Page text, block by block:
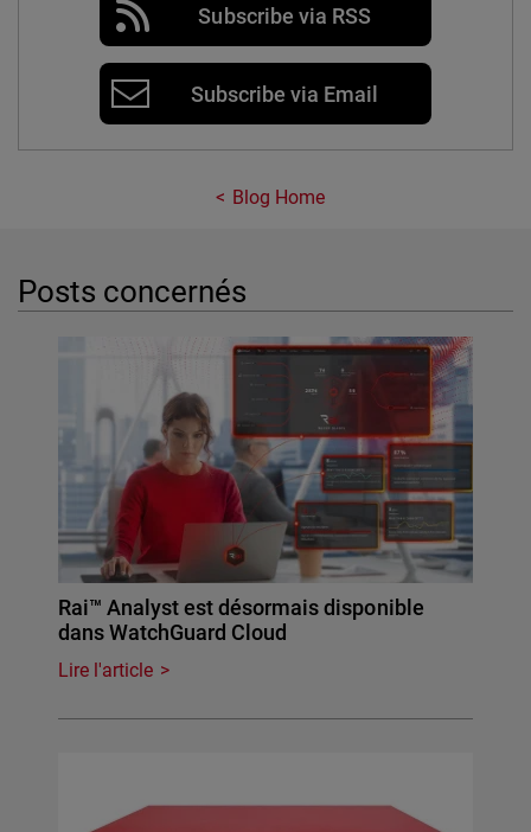
Subscribe via RSS
Subscribe via Email
Blog Home
Posts concernés
Rai™ Analyst est désormais disponible
dans WatchGuard Cloud
Lire l'article